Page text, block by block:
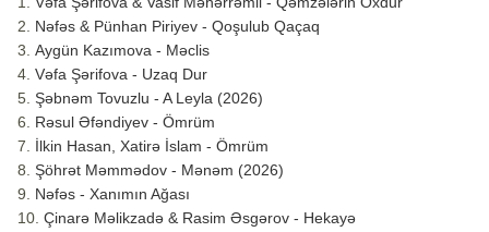
Nəfəs & Pünhan Piriyev - Qoşulub Qaçaq
Aygün Kazımova - Məclis
Vəfa Şərifova - Uzaq Dur
Şəbnəm Tovuzlu - A Leyla (2026)
Rəsul Əfəndiyev - Ömrüm
İlkin Hasan, Xatirə İslam - Ömrüm
Şöhrət Məmmədov - Mənəm (2026)
Nəfəs - Xanımın Ağası
Çinarə Məlikzadə & Rasim Əsgərov - Hekayə